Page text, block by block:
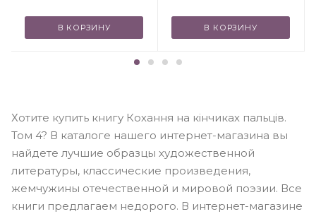
В КОРЗИНУ В КОРЗИНУ
Хотите купить книгу Кохання на кінчиках пальців.
Том 4? В каталоге нашего интернет-магазина вы
найдете лучшие образцы художественной
литературы, классические произведения,
жемчужины отечественной и мировой поэзии. Все
книги предлагаем недорого. В интернет-магазине